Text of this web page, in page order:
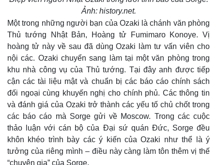
Ảnh: history.net.
Một trong những người bạn của Ozaki là chánh văn phòng
Thủ tướng Nhật Bản, Hoàng tử Fumimaro Konoye. Vị
hoàng tử này về sau đã dùng Ozaki làm tư vấn viên cho
nội các. Ozaki chuyển sang làm tại một văn phòng trong
khu nhà công vụ của Thủ tướng. Tại đây anh được tiếp
cận các tài liệu mật và chuẩn bị các báo cáo chính sách
đối ngoại cùng khuyến nghị cho chính phủ. Các thông tin
và đánh giá của Ozaki trở thành các yếu tố chủ chốt trong
các báo cáo mà Sorge gửi về Moscow. Trong các cuộc
thảo luận với cán bộ của Đại sứ quán Đức, Sorge đều
khôn khéo trình bày các ý kiến của Ozaki như thể là ý
tưởng của riêng mình – điều này càng làm tôn thêm vị thế
“chuyên gia” của Sorge.